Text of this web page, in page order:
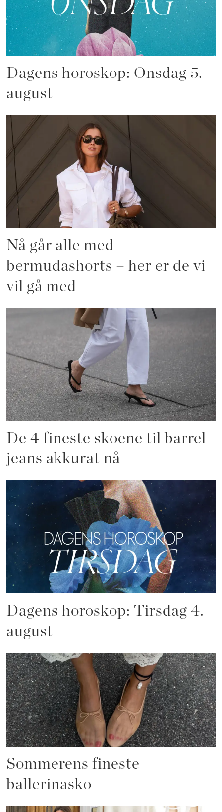
Dagens horoskop: Onsdag 5.
august
Nå går alle med
bermudashorts – her er de vi
vil gå med
De 4 fineste skoene til barrel
jeans akkurat nå
Dagens horoskop: Tirsdag 4.
august
Sommerens fineste
ballerinasko